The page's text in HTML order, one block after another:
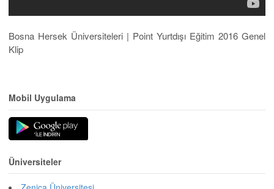
Bosna Hersek Üniversiteleri | Point Yurtdışı Eğitim 2016 Genel
Klip
Mobil Uygulama
Üniversiteler